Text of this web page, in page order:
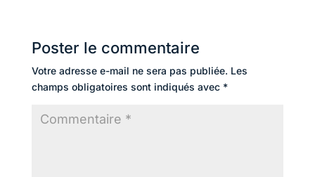
Poster le commentaire
Votre adresse e-mail ne sera pas publiée. Les
champs obligatoires sont indiqués avec *